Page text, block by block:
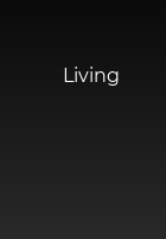
Living